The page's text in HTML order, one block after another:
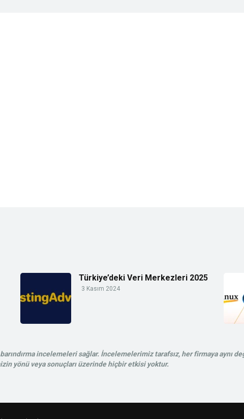
Türkiye’deki Veri Merkezleri 2025
3 Kasım 2024
incelemeleri sağlar. İncelemelerimiz tarafsız, her firmaya aynı
yönü veya sonuçları üzerinde hiçbir etkisi yoktur.